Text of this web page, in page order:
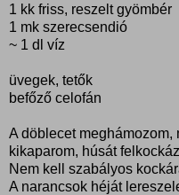
1 kk friss, reszelt gyömbér
1 mk szerecsendió
~ 1 dl víz
üvegek, tetők
befőző celofán
A döblecet
kikaparom, húsát
Nem kell szabályos
A narancsok héját